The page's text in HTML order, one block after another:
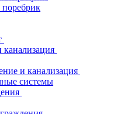
канализация
и канализация
системы